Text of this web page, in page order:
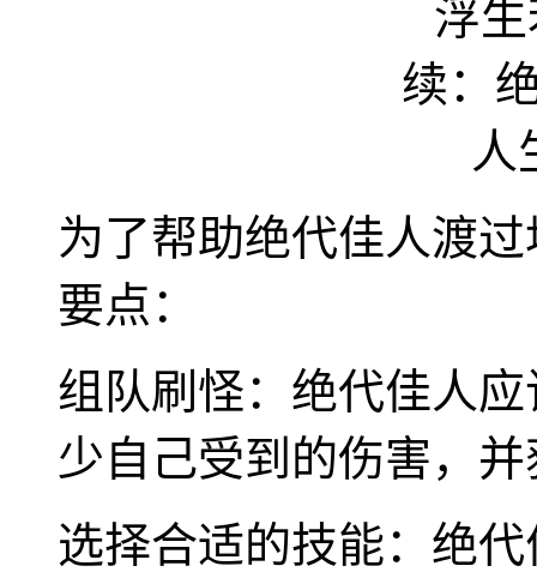
为了帮助绝代佳人渡
要点：
组队刷怪：绝代佳人
少自己受到的伤害，
选择合适的技能：绝